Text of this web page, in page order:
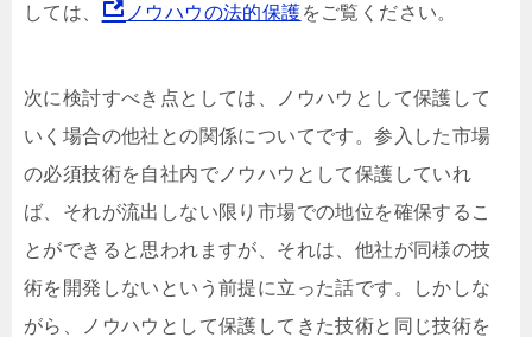
しては、
ノウハウの法的保護をご覧ください。
次に検討すべき点としては、ノウハウとして保護して
いく場合の他社との関係についてです。参入した市場
の必須技術を自社内でノウハウとして保護していれ
ば、それが流出しない限り市場での地位を確保するこ
とができると思われますが、それは、他社が同様の技
術を開発しないという前提に立った話です。しかしな
がら、ノウハウとして保護してきた技術と同じ技術を